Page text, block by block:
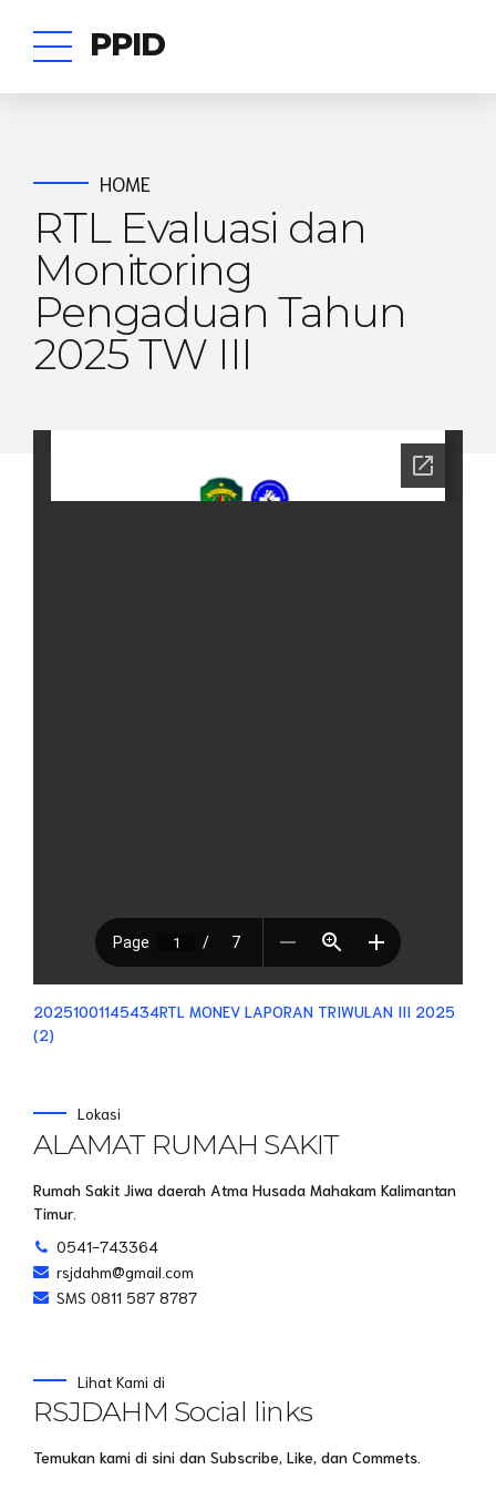
PPID
HOME
RTL Evaluasi dan
Monitoring
Pengaduan Tahun
2025 TW III
20251001145434RTL MONEV LAPORAN TRIWULAN III 2025
(2)
Lokasi
ALAMAT RUMAH SAKIT
Rumah Sakit Jiwa daerah Atma Husada Mahakam Kalimantan
Timur.
0541-743364
rsjdahm@gmail.com
SMS 0811 587 8787
Lihat Kami di
RSJDAHM Social links
Temukan kami di sini dan Subscribe, Like, dan Commets.